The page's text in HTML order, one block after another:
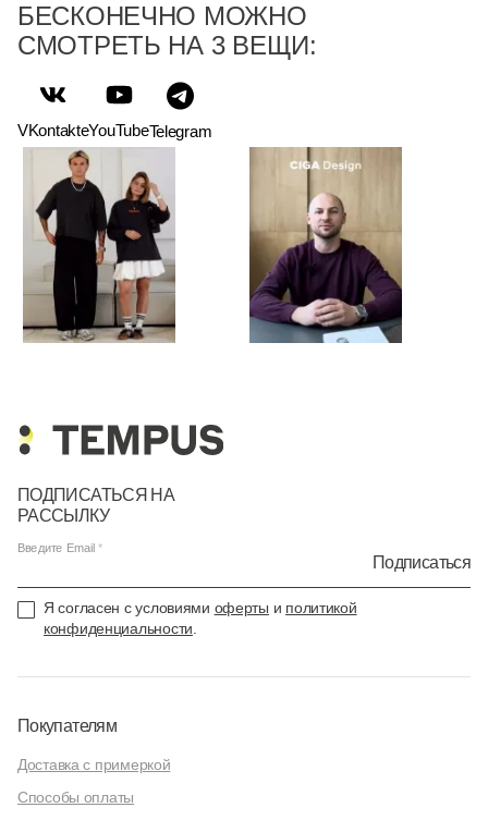
БЕСКОНЕЧНО МОЖНО
СМОТРЕТЬ НА 3 ВЕЩИ:
VKontakteYouTubeTelegram
ПОДПИСАТЬСЯ НА
РАССЫЛКУ
Введите Email
Подписаться
Я согласен с условиями оферты и политикой
конфиденциальности
Покупателям
Доставка с примеркой
Способы оплаты